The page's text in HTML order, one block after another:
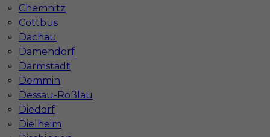
Chemnitz
Cottbus
Dachau
Damendorf
Darmstadt
Demmin
Dessau-Roßlau
Diedorf
Dielheim
Wymagane języki
Niemiecki dobry
Stawka 17 - € / h